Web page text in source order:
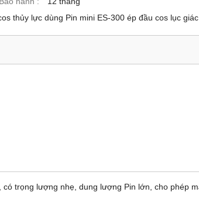
thủy lực dùng Pin mini ES-300 ép đầu cos lục
có trọng lượng nhẹ, dung lượng Pin lớn, cho phép